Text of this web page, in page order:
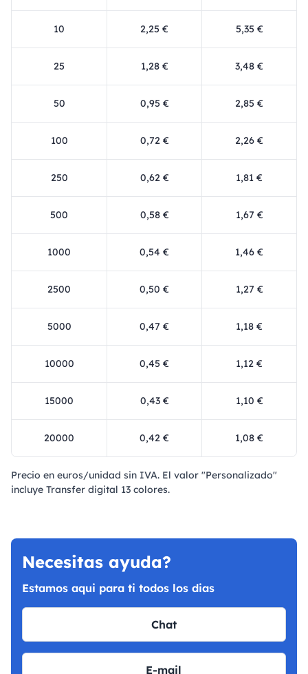
10 2,25 € 5,35 €
25 1,28 € 3,48 €
50 0,95 € 2,85 €
100 0,72 € 2,26 €
250 0,62 € 1,81 €
500 0,58 € 1,67 €
1000 0,54 € 1,46 €
2500 0,50 € 1,27 €
5000 0,47 € 1,18 €
10000 0,45 € 1,12 €
15000 0,43 € 1,10 €
20000 0,42 € 1,08 €
Precio en euros/unidad sin IVA. El valor "Personalizado"
incluye Transfer digital 13 colores.
Necesitas ayuda?
Estamos aqui para ti todos los dias
Chat
E-mail